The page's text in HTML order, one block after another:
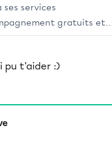
ses services
gratuits et
Alloprof engage les
pu t'aider :)